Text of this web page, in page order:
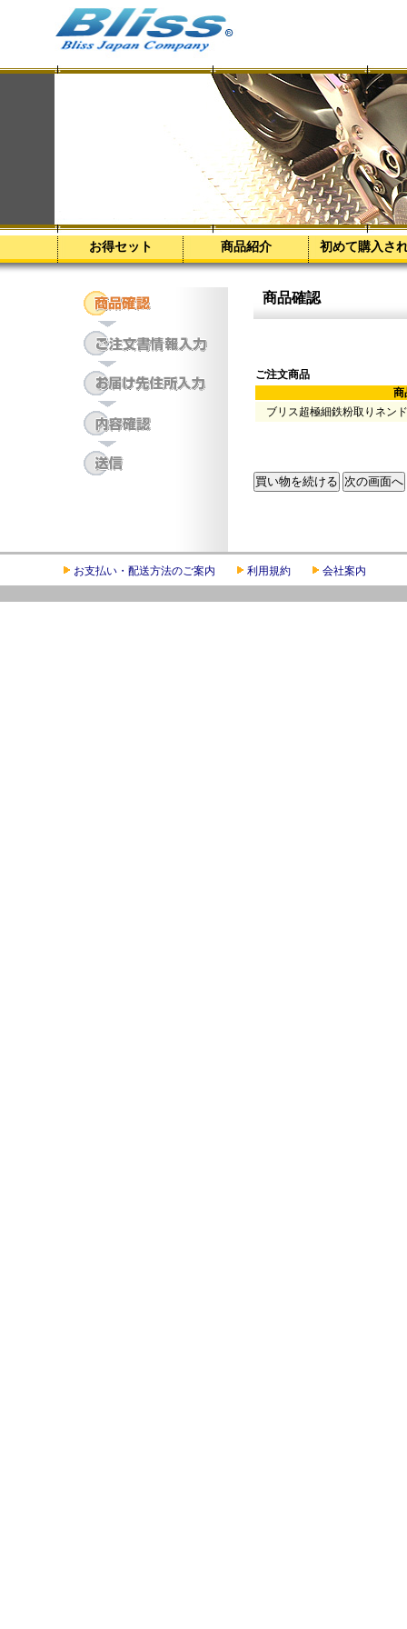
お得セット 商品紹介 初めて購入さ
商品確認
ご注文商品
商
ブリス超極細鉄粉取りネン
お支払い・配送方法のご案内 利用規約 会社案内